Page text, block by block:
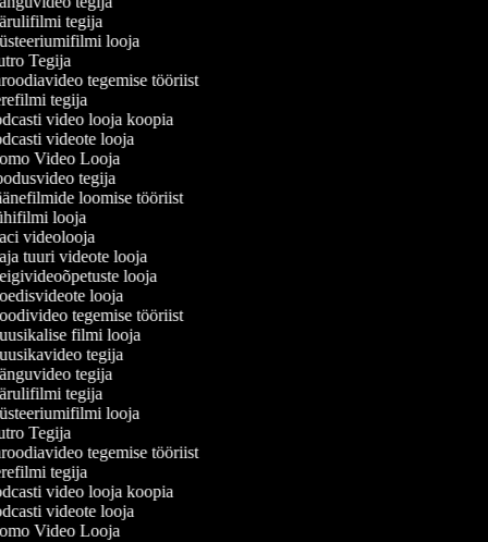
tegija
looja
Tegija
tegemise tööriist
tegija
video looja koopia
videote looja
Video Looja
tegija
loomise tööriist
looja
videolooja
tuuri videote looja
looja
looja
tegemise tööriist
filmi looja
tegija
tegija
tegija
looja
Tegija
tegemise tööriist
tegija
video looja koopia
videote looja
Video Looja